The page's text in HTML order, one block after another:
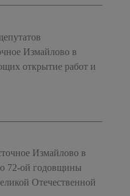
Измайлово в
открытие работ и
Измайлово в
72-ой годовщины
Отечественной